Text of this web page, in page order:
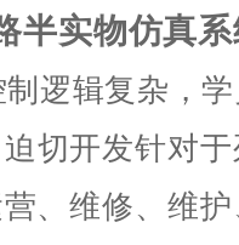
半实物仿真
逻辑复杂，
迫切开发针对
、维修、维